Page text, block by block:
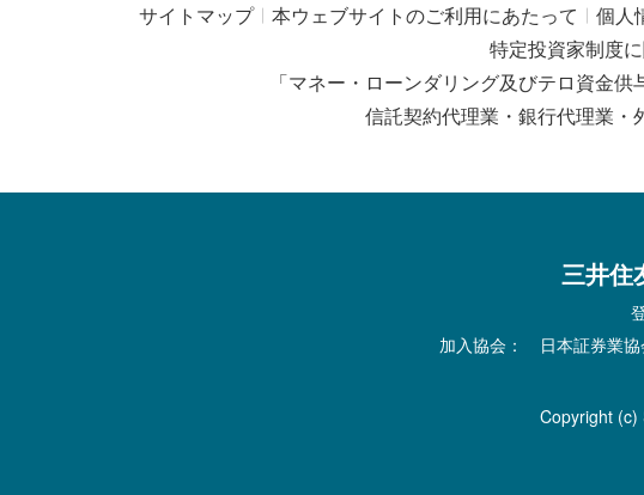
サイトマップ 本ウェブサイトのご利用にあたって 個人
特定投資家制度
「マネー・ローンダリング及びテロ資金
信託契約代理業・銀行代理業・
三井住
加入協会： 日本証券業協
Copyright (c)